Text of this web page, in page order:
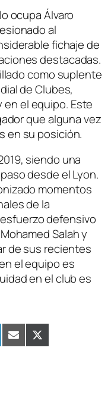
ocupa Álvaro
al
fichaje de
destacadas.
como suplente
de Clubes,
el equipo. Este
que alguna vez
en su posición.
siendo una
desde el Lyon.
momentos
de la
defensivo
Salah y
de sus recientes
el equipo es
en el club es
Compartir
en
EmailCompartir
en
X
(Twitter)